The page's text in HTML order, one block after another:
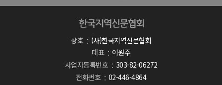
상호
(사)한국지역신문협회
대표
이원주
사업자등록번호
303-82-06272
전화번호
02-446-4864